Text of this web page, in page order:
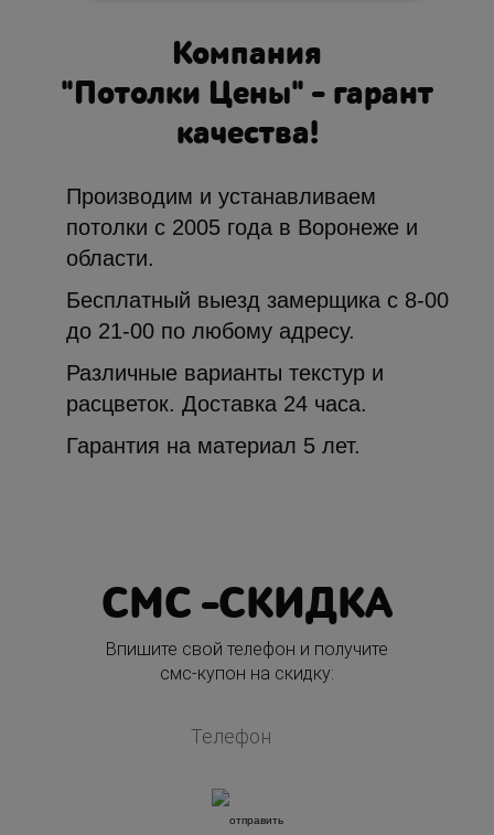
Компания
"Потолки Цены" – гарант
качества!
Производим и устанавливаем
потолки с 2005 года в Воронеже и
области.
Бесплатный выезд замерщика с 8-00
до 21-00 по любому адресу.
Различные варианты текстур и
расцветок. Доставка 24 часа.
Гарантия на материал 5 лет.
СМС -СКИДКА
Впишите свой телефон и получите
смс-купон на скидку: